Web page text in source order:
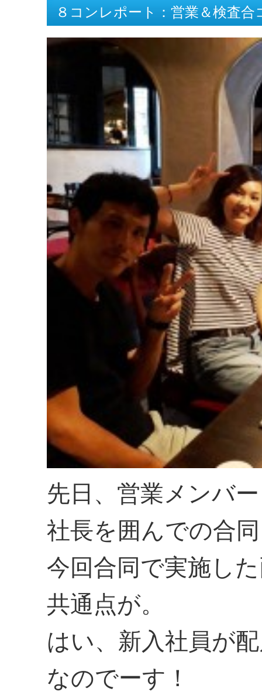
８コンレポート：営業＆検査合
先日、営業メンバ
社長を囲んでの合
今回合同で実施し
共通点が。
はい、新入社員が
なのでーす！